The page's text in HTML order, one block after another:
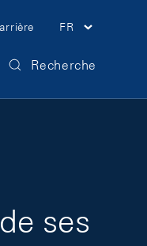
FR
Recherche
ses